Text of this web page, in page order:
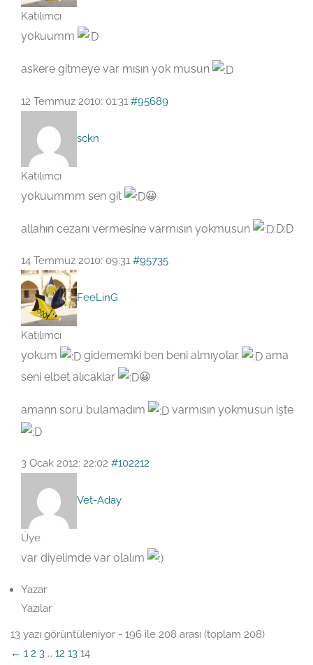
Katılımcı
yokuumm
askere gitmeye var mısın yok musun
12 Temmuz 2010: 01:31 #95689
sckn
Katılımcı
yokuummm sen git 😀
allahın cezanı vermesine varmısın yokmusun :D:D
14 Temmuz 2010: 09:31 #95735
FeeLinG
Katılımcı
yokum gidememki ben beni almıyolar
ama
seni elbet alıcaklar
😀
amann soru bulamadım varmısın yokmusun işte
3 Ocak 2012: 22:02 #102212
Vet-Aday
Üye
var diyelimde var olalım
Yazar
Yazılar
13 yazı görüntüleniyor - 196 ile 208 arası (toplam 208)
← 1 2 3 … 12 13 14